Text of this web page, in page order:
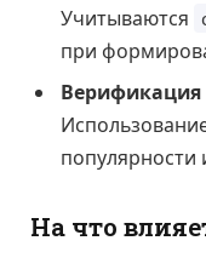
Учитываются
при
Верификация
популярности
На что